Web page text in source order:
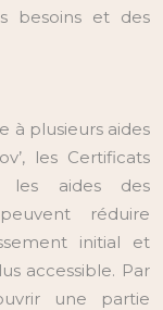
besoins et des
à plusieurs aides
les Certificats
les aides des
réduire
initial et
accessible. Par
une partie